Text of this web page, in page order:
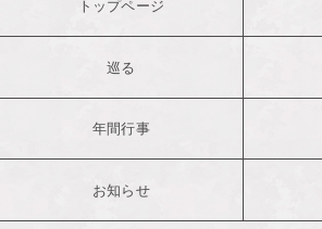
トップページ
巡る
年間行事
お知らせ